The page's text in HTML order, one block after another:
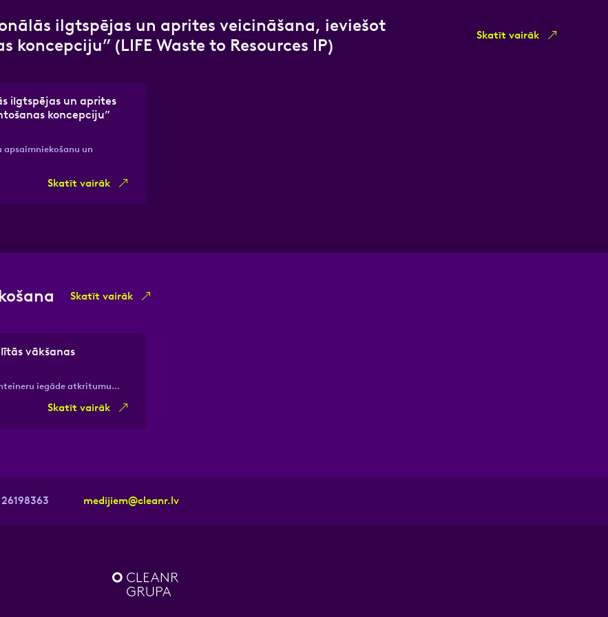
ilgtspējas un aprites veicināšana, ieviešot
(LIFE Waste to Resources IP)
Skatīt vairāk
ilgtspējas un aprites
koncepciju”
un
Skatīt vairāk
Skatīt vairāk
vākšanas
iegāde atkritumu…
Skatīt vairāk
26198363 medijiem@cleanr.lv